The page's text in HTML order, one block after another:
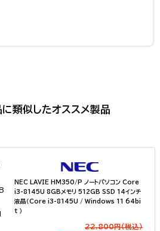
類似したオススメ製品
NEC LAVIE HM350/P ノートパソコン Core
i3-8145U 8GBメモリ 512GB SSD 14インチ
液晶（Core i3-8145U / Windows 11 64bi
t ）
22,800円(税込）